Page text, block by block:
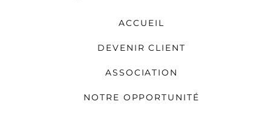
ACCUEIL
DEVENIR CLIENT
ASSOCIATION
NOTRE OPPORTUNITÉ